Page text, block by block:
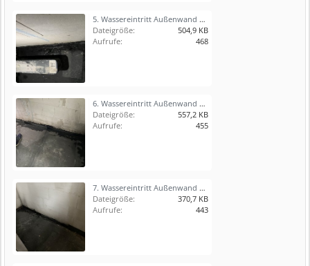
5. Wassereintritt Außenwand HTR.JPG
Dateigröße:
504,9 KB
Aufrufe:
468
6. Wassereintritt Außenwand HTR.JPG
Dateigröße:
557,2 KB
Aufrufe:
455
7. Wassereintritt Außenwand Gästebad.JPG
Dateigröße:
370,7 KB
Aufrufe:
443